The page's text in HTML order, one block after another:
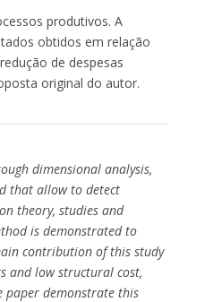
produtivos. A
obtidos em relação
de despesas
original do autor.
dimensional analysis,
that allow to detect
theory, studies and
is demonstrated to
contribution of this study
and low structural cost,
paper demonstrate this